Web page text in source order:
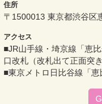
住所
〒1500013 東京都渋谷
アクセス
■JR山手線・埼京線「恵
口改札（改札出て正面突
■東京メトロ日比谷線「